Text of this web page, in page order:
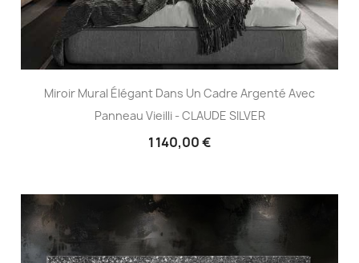
Miroir Mural Élégant Dans Un Cadre Argenté Avec
Panneau Vieilli - CLAUDE SILVER
1 140,00 €